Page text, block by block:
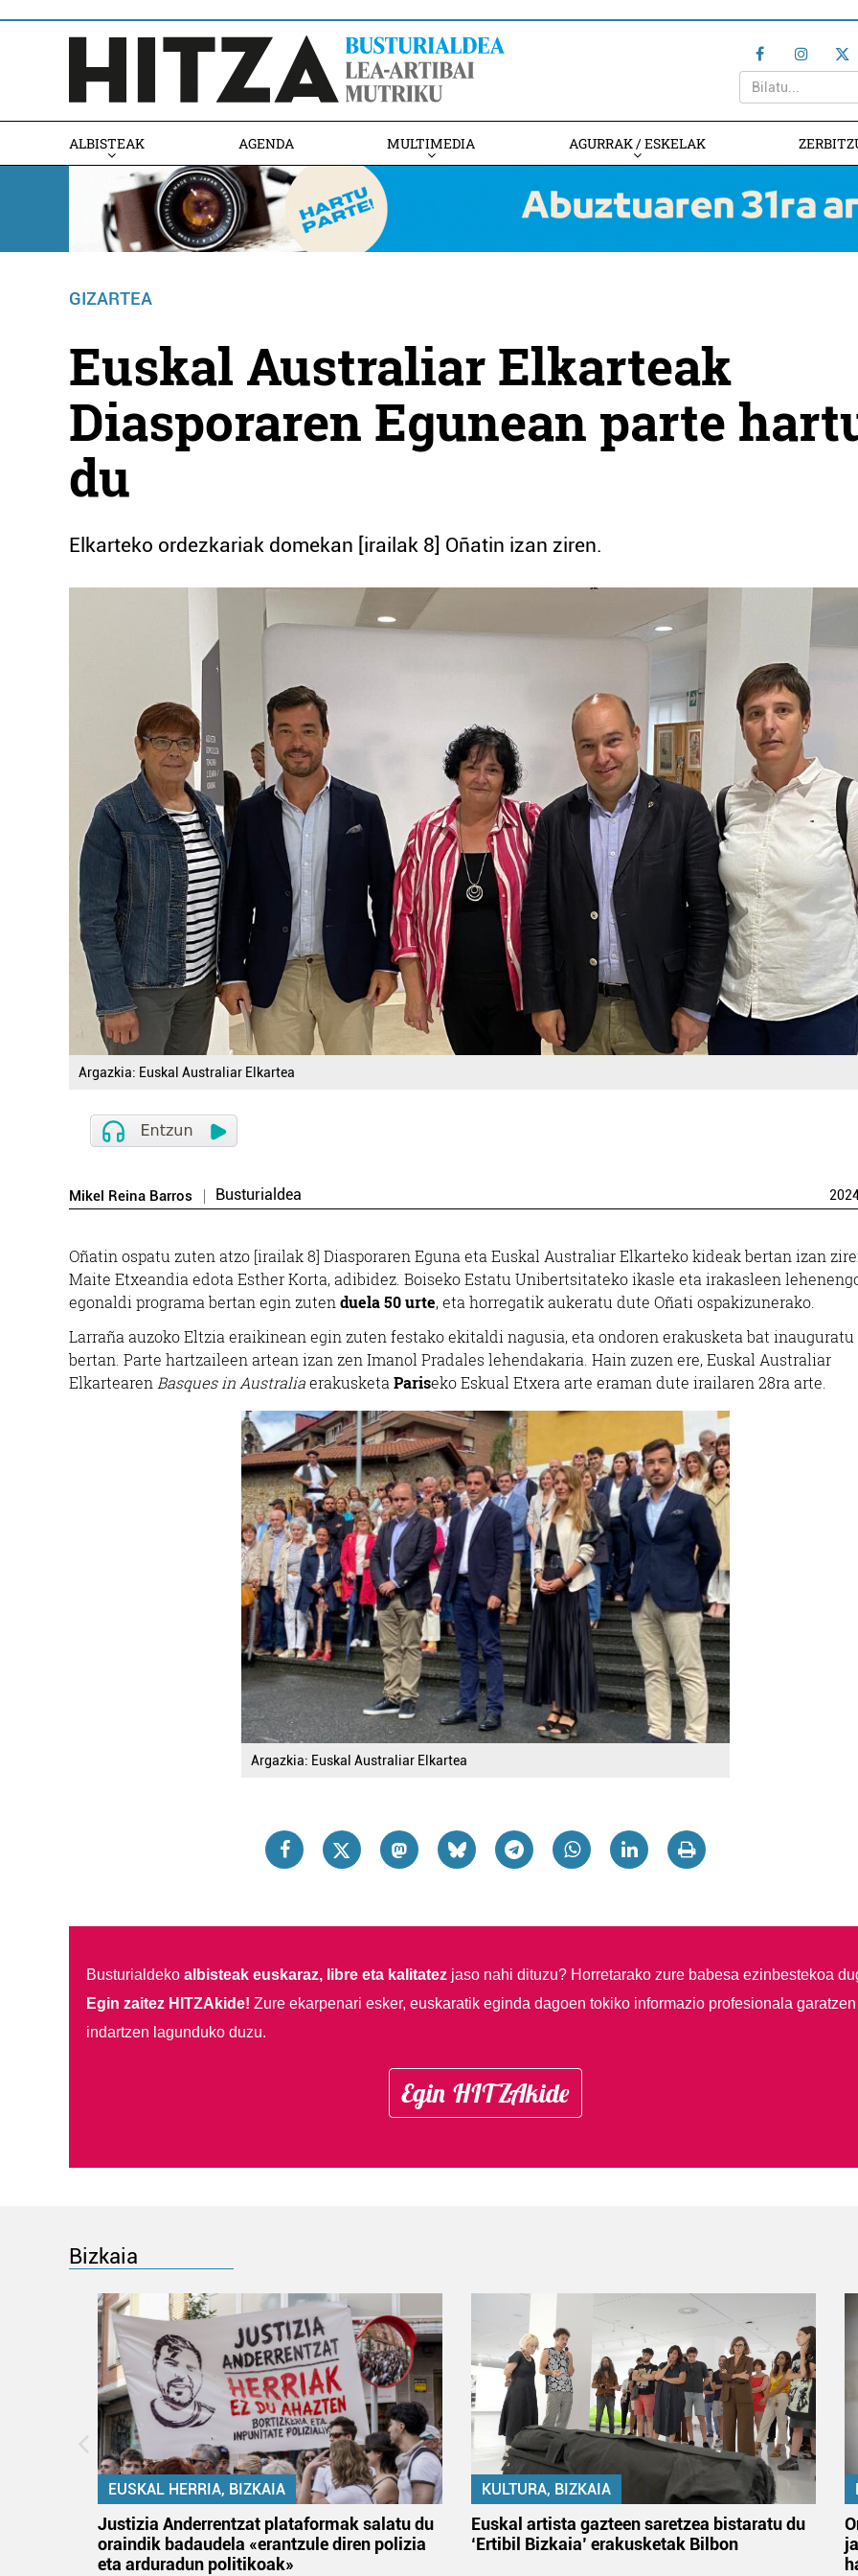
ALBISTEAK AGENDA MULTIMEDIA AGURRAK / ESKELAK
GIZARTEA
Euskal Australiar Elkarteak
Diasporaren Egunean parte
du
Elkarteko ordezkariak domekan [irailak 8] Oñatin izan ziren.
Argazkia: Euskal Australiar Elkartea
Mikel Reina Barros Busturialdea
Oñatin ospatu zuten atzo [irailak 8] Diasporaren Eguna eta Euskal Australiar Elkarteko kideak bertan izan
Maite Etxeandia edota Esther Korta, adibidez. Boiseko Estatu Unibertsitateko ikasle eta irakasleen
egonaldi programa bertan egin zuten duela 50 urte, eta horregatik aukeratu dute Oñati ospakizunerako.
Larraña auzoko Eltzia eraikinean egin zuten festako ekitaldi nagusia, eta ondoren erakusketa bat inauguratu
bertan. Parte hartzaileen artean izan zen Imanol Pradales lehendakaria. Hain zuzen ere, Euskal Australiar
Elkartearen Basques in Australiaerakusketa Pariseko Eskual Etxera arte eraman dute irailaren 28ra arte.
Argazkia: Euskal Australiar Elkartea
Busturialdeko albisteak euskaraz, libre eta kalitatezjaso nahi dituzu? Horretarako zure babesa ezinbestekoa
Egin zaitez HITZAkide! Zure ekarpenari esker, euskaratik eginda dagoen tokiko informazio profesionala garatzen
indartzen lagunduko duzu.
Egin HITZAkide
Bizkaia
EUSKAL HERRIA, BIZKAIA
Justizia Anderrentzat plataformak salatu du
oraindik badaudela «erantzule diren polizia
eta arduradun politikoak»
KULTURA, BIZKAIA
Euskal artista gazteen saretzea bistaratu du
‘Ertibil Bizkaia’ erakusketak Bilbon